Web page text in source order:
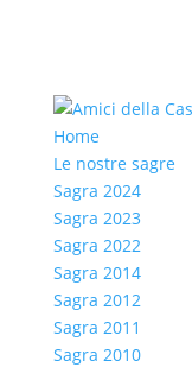
Home
Le nostre sagre
Sagra 2024
Sagra 2023
Sagra 2022
Sagra 2014
Sagra 2012
Sagra 2011
Sagra 2010